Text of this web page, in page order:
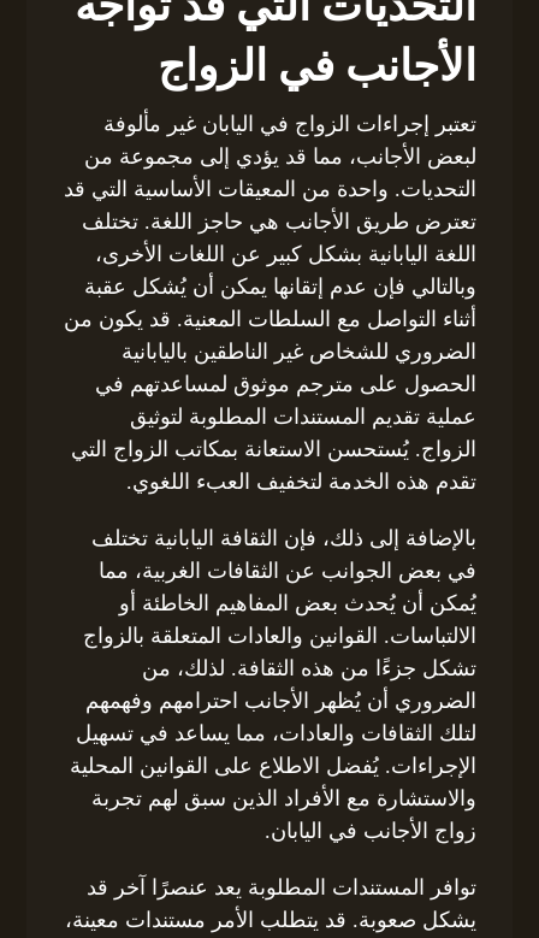
الأجانب في الزواج
تعتبر إجراءات الزواج في اليابان غير مألوفة
لبعض الأجانب، مما قد يؤدي إلى مجموعة من
التحديات. واحدة من المعيقات الأساسية التي قد
تعترض طريق الأجانب هي حاجز اللغة. تختلف
اللغة اليابانية بشكل كبير عن اللغات الأخرى،
وبالتالي فإن عدم إتقانها يمكن أن يُشكل عقبة
أثناء التواصل مع السلطات المعنية. قد يكون من
الضروري للشخاص غير الناطقين باليابانية
الحصول على مترجم موثوق لمساعدتهم في
عملية تقديم المستندات المطلوبة لتوثيق
الزواج. يُستحسن الاستعانة بمكاتب الزواج التي
تقدم هذه الخدمة لتخفيف العبء اللغوي.
بالإضافة إلى ذلك، فإن الثقافة اليابانية تختلف
في بعض الجوانب عن الثقافات الغربية، مما
يُمكن أن يُحدث بعض المفاهيم الخاطئة أو
الالتباسات. القوانين والعادات المتعلقة بالزواج
تشكل جزءًا من هذه الثقافة. لذلك، من
الضروري أن يُظهر الأجانب احترامهم وفهمهم
لتلك الثقافات والعادات، مما يساعد في تسهيل
الإجراءات. يُفضل الاطلاع على القوانين المحلية
والاستشارة مع الأفراد الذين سبق لهم تجربة
زواج الأجانب في اليابان.
توافر المستندات المطلوبة يعد عنصرًا آخر قد
يشكل صعوبة. قد يتطلب الأمر مستندات معينة،